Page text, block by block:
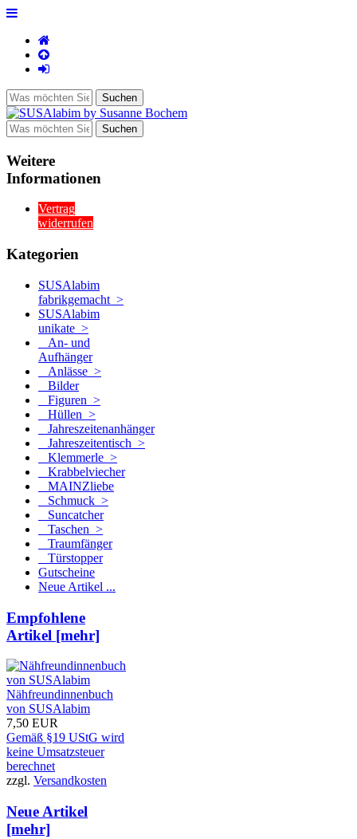
Weitere
Informationen
Vertrag
widerrufen
Kategorien
SUSAlabim
fabrikgemacht >
SUSAlabim
unikate >
An- und
Aufhänger
Anlässe >
Bilder
Figuren >
Hüllen >
Jahreszeitenanhänger
Jahreszeitentisch >
Klemmerle >
Krabbelviecher
MAINZliebe
Schmuck >
Suncatcher
Taschen >
Traumfänger
Türstopper
Gutscheine
Neue Artikel ...
Empfohlene
Artikel [mehr]
Nähfreundinnenbuch
von SUSAlabim
7,50 EUR
Gemäß §19 UStG wird
keine Umsatzsteuer
berechnet
zzgl. Versandkosten
Neue Artikel
[mehr]